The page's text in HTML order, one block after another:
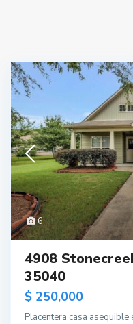
6
4908
35040
$ 250,000
Placentera casa asequible